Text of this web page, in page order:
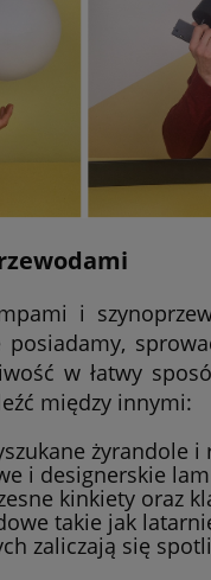
i
w łatwy
między innymi:
żyrandole
i designerskie
kinkiety oraz
takie jak
zaliczają się